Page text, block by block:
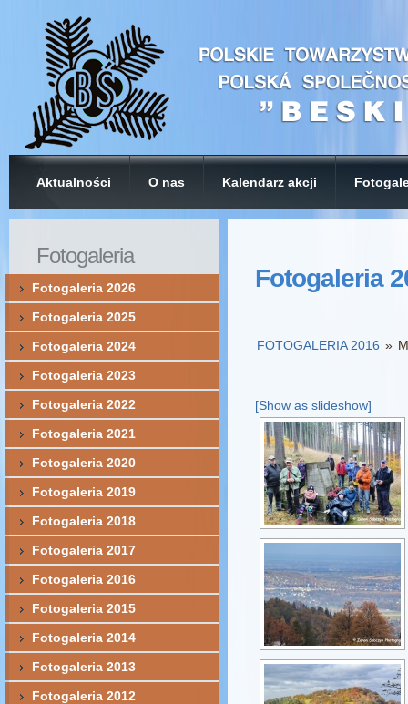
Aktualności O nas Kalendarz akcji
Fotogaleria
FOTOGALERIA 2016 »
[Show as slideshow]
Fotogaleria
Fotogaleria 2026
Fotogaleria 2025
Fotogaleria 2024
Fotogaleria 2023
Fotogaleria 2022
Fotogaleria 2021
Fotogaleria 2020
Fotogaleria 2019
Fotogaleria 2018
Fotogaleria 2017
Fotogaleria 2016
Fotogaleria 2015
Fotogaleria 2014
Fotogaleria 2013
Fotogaleria 2012